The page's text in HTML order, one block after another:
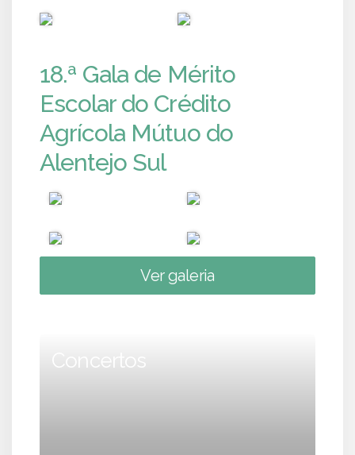
18.ª Gala de Mérito
Escolar do Crédito
Agrícola Mútuo do
Alentejo Sul
Ver galeria
Concertos